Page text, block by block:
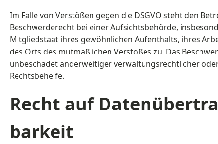
Im Falle von Verstößen gegen die DSGVO steht den
Beschwerderecht bei einer Aufsichtsbehörde,
Mitgliedstaat ihres gewöhnlichen Aufenthalts, ihres
des Orts des mutmaßlichen Verstoßes zu. Das
unbeschadet anderweitiger verwaltungsrechtlicher
Rechtsbehelfe.
Recht auf
barkeit